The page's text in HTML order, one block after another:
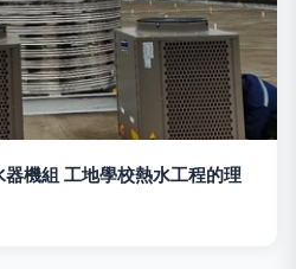
機組 工地學校熱水工程的理